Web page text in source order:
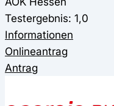
Testergebnis: 1,0
Informationen
Onlineantrag
Antrag